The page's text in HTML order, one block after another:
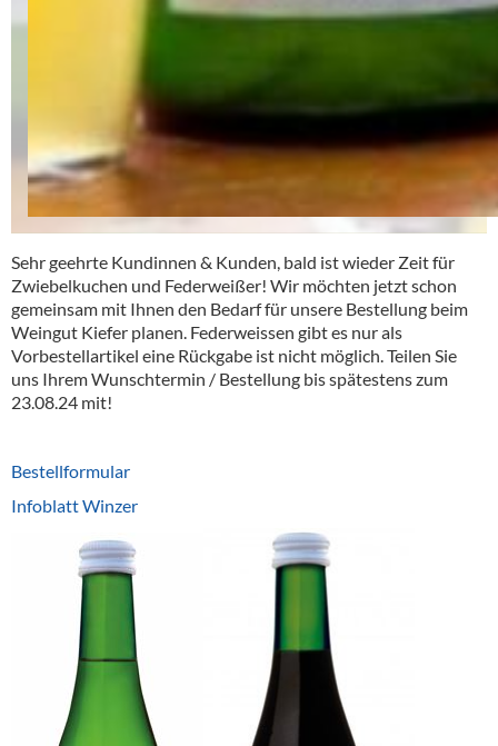
Sehr geehrte Kundinnen & Kunden, bald ist wieder Zeit für
Zwiebelkuchen und Federweißer! Wir möchten jetzt schon
gemeinsam mit Ihnen den Bedarf für unsere Bestellung beim
Weingut Kiefer planen. Federweissen gibt es nur als
Vorbestellartikel eine Rückgabe ist nicht möglich. Teilen Sie
uns Ihrem Wunschtermin / Bestellung bis spätestens zum
23.08.24 mit!
Bestellformular
Infoblatt Winzer